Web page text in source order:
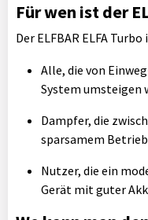
Für wen ist der
Der ELFBAR ELFA
Alle, die von
System umsteigen
Dampfer, die
sparsamem
Nutzer, die ein
Gerät mit guter